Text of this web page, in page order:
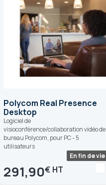
Polycom Real Presence
Desktop
Logiciel de
visioconférence/collaboration vidéo de
bureau Polycom, pour PC - 5
utilisateurs
En fin de vie
291,90€